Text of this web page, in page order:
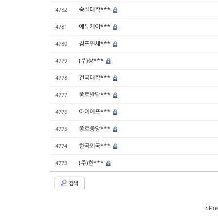
4782 숭실대학***
4781 에듀케어***
4780 김포연세***
4779 (주)상***
4778 건국대학***
4777 종로발달***
4776 아이에프***
4775 종로중앙***
4774 한국외국***
4773 (주)한***
검색